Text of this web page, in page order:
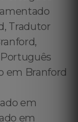
Tradutor
em Branford
em
em